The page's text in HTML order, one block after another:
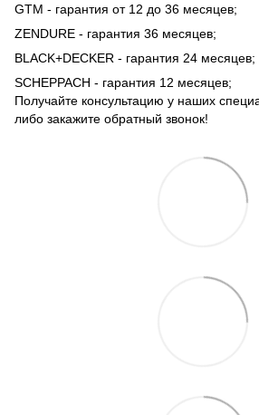
GTM - гарантия от 12 до 36 месяцев;
ZENDURE - гарантия 36 месяцев;
BLACK+DECKER - гарантия 24 месяцев;
SCHEPPACH - гарантия 12 месяцев;
Получайте консультацию у наших
либо закажите обратный звонок!